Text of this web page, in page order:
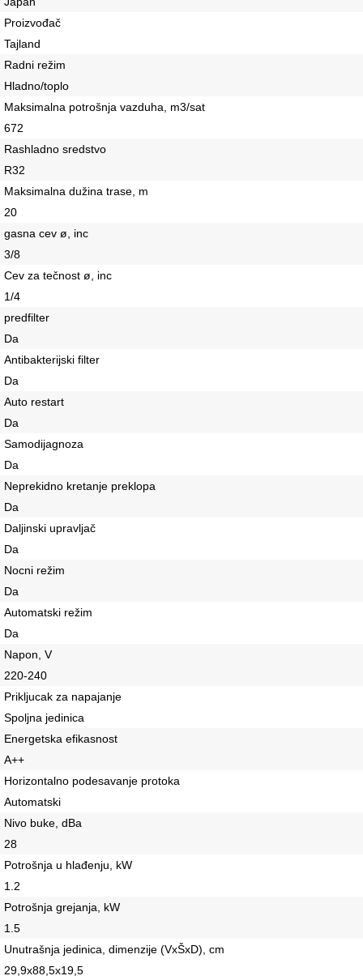
Proizvođač
Tajland
Radni režim
Hladno/toplo
Maksimalna potrošnja vazduha, m3/sat
672
Rashladno sredstvo
R32
Maksimalna dužina trase, m
20
gasna cev ø, inc
3/8
Cev za tečnost ø, inc
1/4
predfilter
Da
Antibakterijski filter
Da
Auto restart
Da
Samodijagnoza
Da
Neprekidno kretanje preklopa
Da
Daljinski upravljač
Da
Nocni režim
Da
Automatski režim
Da
Napon, V
220-240
Prikljucak za napajanje
Spoljna jedinica
Energetska efikasnost
A++
Horizontalno podesavanje protoka
Automatski
Nivo buke, dBa
28
Potrošnja u hlađenju, kW
1.2
Potrošnja grejanja, kW
1.5
Unutrašnja jedinica, dimenzije (VxŠxD), сm
29,9x88,5x19,5